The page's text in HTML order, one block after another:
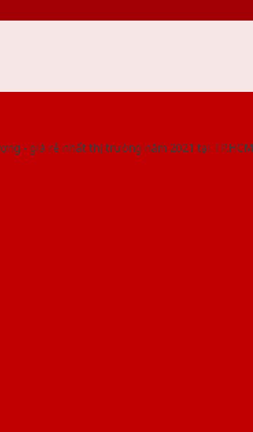
- giá rẻ nhất thị trường năm 2021 tại TP.HCM